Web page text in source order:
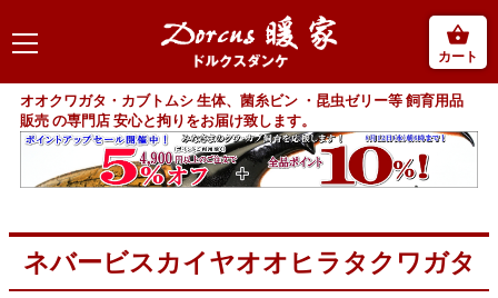
カート
オオクワガタ・カブトムシ 生体、菌糸ビン ・昆虫ゼリー等 飼育用品
販売 の専門店 安心と拘りをお届け致します。
ネバービスカイヤオオヒラタクワガタ